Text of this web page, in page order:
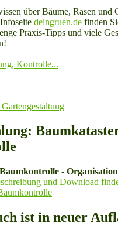
über Bäume, Rasen und
deingruen.de finden
Praxis-Tipps und viele
Kontrolle...
-
und Download
ist in neuer